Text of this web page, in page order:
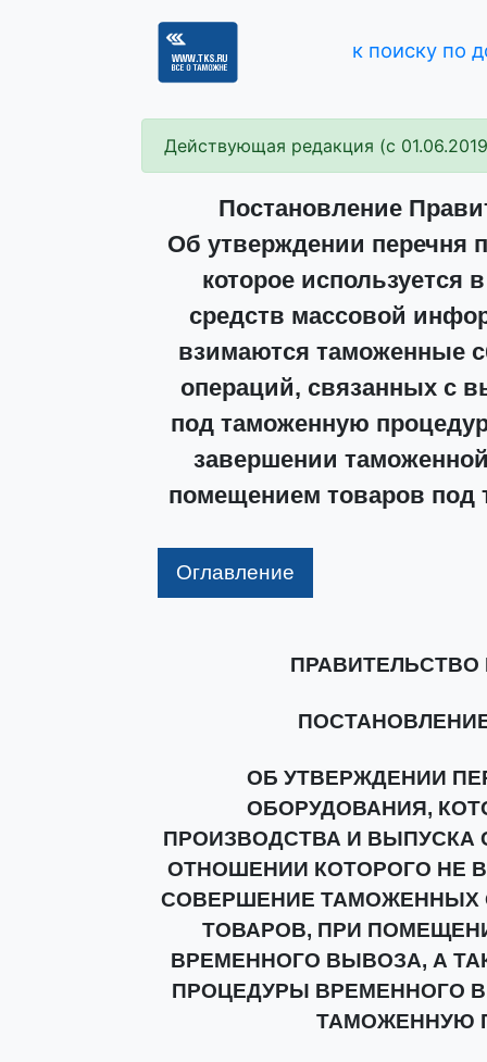
к поиску по
Действующая редакция (с
Постановление
Об утверждении перечня
которое используется
средств массовой
взимаются таможенные
операций, связанных с
под таможенную
завершении
помещением товаров под
Оглавление
ПОСТАНОВЛЕНИЕ
ОБ УТВЕРЖДЕНИИ
ОБОРУДОВАНИЯ,
ПРОИЗВОДСТВА И
ОТНОШЕНИИ КОТОРОГО НЕ
СОВЕРШЕНИЕ ТАМОЖЕННЫХ
ТОВАРОВ, ПРИ
ВРЕМЕННОГО ВЫВОЗА, А
ПРОЦЕДУРЫ ВРЕМЕННОГО
ТАМОЖЕННУЮ